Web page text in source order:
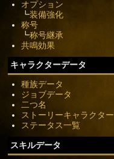
オプション
┗装備強化
称号
┗称号継承
共鳴効果
キャラクターデータ
種族データ
ジョブデータ
二つ名
ストーリーキャラクター
ステータス一覧
スキルデータ